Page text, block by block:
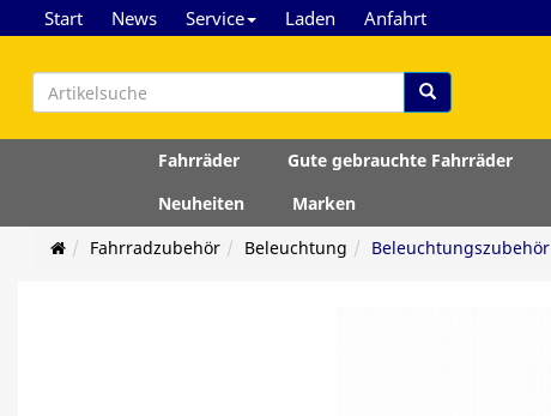
Start News Service Laden Anfahrt
Fahrräder Gute gebrauchte Fahrräder
Neuheiten
Marken
Fahrradzubehör
Beleuchtung Beleuchtungszubehör